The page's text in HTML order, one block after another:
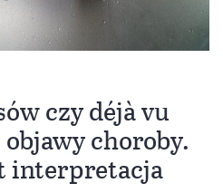
czy déjà vu
choroby.
interpretacja